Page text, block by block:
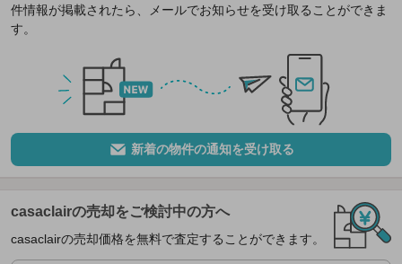
件情報が掲載されたら、メールでお知らせを受け取ることができま
す。
新着の物件の通知を受け取る
casaclairの売却をご検討中の方へ
casaclairの売却価格を無料で査定することができます。